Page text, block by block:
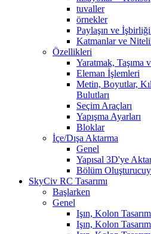
tuvaller
örnekler
Paylaşın ve İşbirliği
Katmanlar ve
Özellikleri
Yaratmak, Taşıma
Eleman İşlemleri
Metin, Boyutlar,
Bulutları
Seçim Araçları
Yapışma Ayarları
Bloklar
İçe/Dışa Aktarma
Genel
Yapısal 3D'ye
Bölüm
SkyCiv RC Tasarımı
Başlarken
Genel
Işın, Kolon
Işın, Kolon